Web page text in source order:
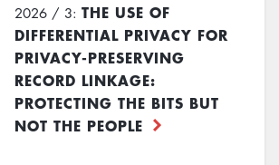
2026 / 3: THE USE OF
DIFFERENTIAL PRIVACY FOR
PRIVACY-PRESERVING
RECORD LINKAGE:
PROTECTING THE BITS BUT
NOT THE PEOPLE